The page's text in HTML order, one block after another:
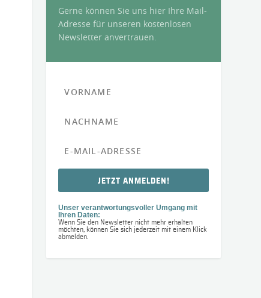
Gerne können Sie uns hier Ihre Mail-
Adresse für unseren kostenlosen
Newsletter anvertrauen.
JETZT ANMELDEN!
Unser verantwortungsvoller Umgang mit
Ihren Daten:
Wenn Sie den Newsletter nicht mehr erhalten
möchten, können Sie sich jederzeit mit einem Klick
abmelden.